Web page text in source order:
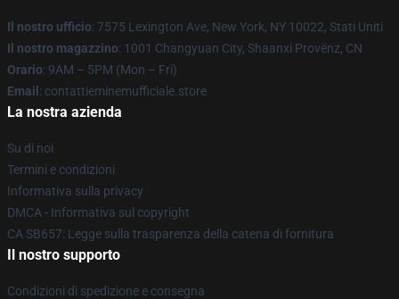
Il nostro ufficio: 7575 Lexington Ave, New York, NY 10022, Stati Uniti
Il nostro magazzino: 1001 Changyuan City, Shaanxi Provënz, CN
Orario: 9AM – 5PM (Mon – Fri)
Email : contattieminemufficiale.store
La nostra azienda
Su di noi
Termini e condizioni
Informativa sulla privacy
DMCA - Informativa sul copyright
CA SB657: Legge sulla trasparenza della catena di fornitura
Il nostro supporto
Condizioni di spedizione e consegna